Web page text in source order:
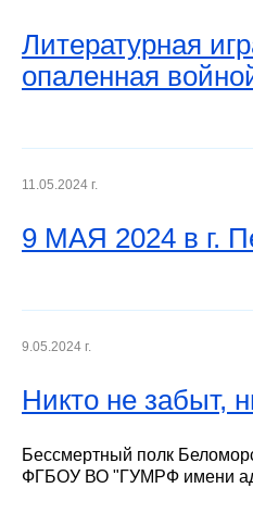
Литературная
опаленная
11.05.2024 г.
9 МАЯ 2024 в г.
9.05.2024 г.
Никто не забыт,
Бессмертный полк
ФГБОУ ВО "ГУМРФ имени